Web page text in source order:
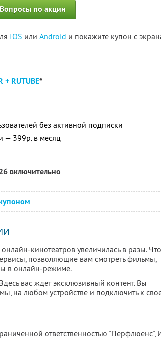
Вопросы по акции
IOS или Android и покажите купон с
+ RUTUBE*
без активной подписки
— 399р. в месяц
включительно
онлайн-кинотеатров увеличилась в разы.
позволяющие вам смотреть фильмы,
в онлайн-режиме.
вас ждет эксклюзивный контент. Вы
на любом устройстве и подключить к
ответственностью "Перфлюенс",